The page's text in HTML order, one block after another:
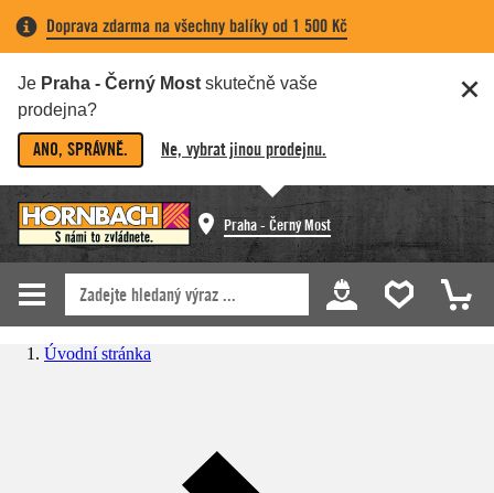
Doprava zdarma na všechny balíky od 1 500 Kč
Je Praha - Černý Most skutečně vaše
prodejna?
ANO, SPRÁVNĚ. Ne, vybrat jinou prodejnu.
Praha - Černý Most
Úvodní stránka